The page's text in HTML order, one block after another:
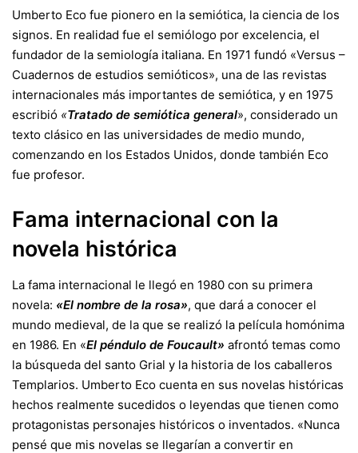
Umberto Eco fue pionero en la semiótica, la ciencia de los
signos. En realidad fue el semiólogo por excelencia, el
fundador de la semiología italiana. En 1971 fundó «Versus –
Cuadernos de estudios semióticos», una de las revistas
internacionales más importantes de semiótica, y en 1975
escribió «Tratado de semiótica general», considerado un
texto clásico en las universidades de medio mundo,
comenzando en los Estados Unidos, donde también Eco
fue profesor.
Fama internacional con la
novela histórica
La fama internacional le llegó en 1980 con su primera
novela: «El nombre de la rosa», que dará a conocer el
mundo medieval, de la que se realizó la película homónima
en 1986. En «El péndulo de Foucault» afrontó temas como
la búsqueda del santo Grial y la historia de los caballeros
Templarios. Umberto Eco cuenta en sus novelas históricas
hechos realmente sucedidos o leyendas que tienen como
protagonistas personajes históricos o inventados. «Nunca
pensé que mis novelas se llegarían a convertir en